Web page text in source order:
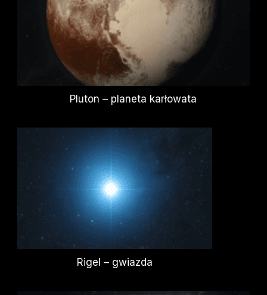
Pluton – planeta karłowata
Rigel – gwiazda